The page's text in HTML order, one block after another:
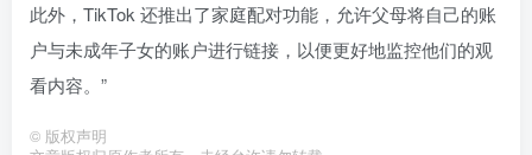
此外，TikTok 还推出了家庭配对功能，允许父母将自己的账
户与未成年子女的账户进行链接，以便更好地监控他们的观
看内容。”
© 版权声明